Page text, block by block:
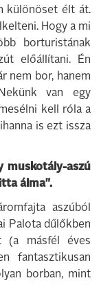
különöset élt át.
Hogy a mi
borturistának
előállítani. Én
nem bor, hanem
van egy
kell róla a
is ezt issza
muskotály-aszú
álma".
aszúból
Palota dűlőkben
(a másfél éves
fantasztikusan
borban, mint